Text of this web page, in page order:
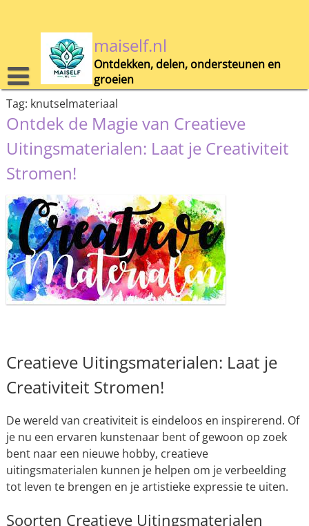
maiself.nl
Ontdekken, delen, ondersteunen en
groeien
Tag: knutselmateriaal
Ontdek de Magie van Creatieve
Uitingsmaterialen: Laat je Creativiteit
Stromen!
Creatieve Uitingsmaterialen: Laat je
Creativiteit Stromen!
De wereld van creativiteit is eindeloos en inspirerend. Of
je nu een ervaren kunstenaar bent of gewoon op zoek
bent naar een nieuwe hobby, creatieve
uitingsmaterialen kunnen je helpen om je verbeelding
tot leven te brengen en je artistieke expressie te uiten.
Soorten Creatieve Uitingsmaterialen